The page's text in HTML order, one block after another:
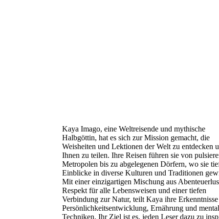
Kaya Imago, eine Weltreisende und mythische
Halbgöttin, hat es sich zur Mission gemacht, die
Weisheiten und Lektionen der Welt zu entdecken
Ihnen zu teilen. Ihre Reisen führen sie von
Metropolen bis zu abgelegenen Dörfern, wo sie
Einblicke in diverse Kulturen und Traditionen
Mit einer einzigartigen Mischung aus
Respekt für alle Lebensweisen und einer tiefen
Verbindung zur Natur, teilt Kaya ihre
Persönlichkeitsentwicklung, Ernährung und
Techniken. Ihr Ziel ist es, jeden Leser dazu zu